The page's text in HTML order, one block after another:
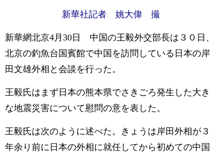
新華社記者 姚大偉 撮
新華網北京4月30日 中国の王毅外交部長は３０日、
北京の釣魚台国賓館で中国を訪問している日本の岸
田文雄外相と会談を行った。
王毅氏はまず日本の熊本県でさきごろ発生した大き
な地震災害について慰問の意を表した。
王毅氏は次のように述べた。きょうは岸田外相が３
年余り前に日本の外相に就任してから初めての中国